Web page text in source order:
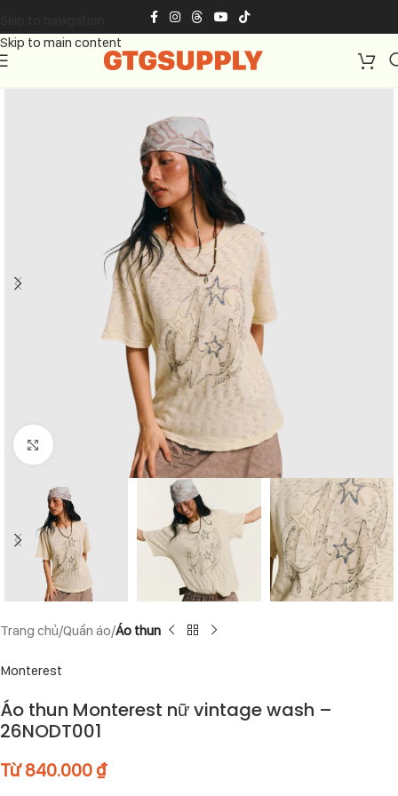
Skip to main content
Click to enlarge
Trang chủ Quần áo Áo thun
Monterest
Áo thun Monterest nữ vintage wash –
26NODT001
Từ840.000 ₫